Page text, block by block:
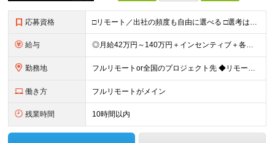
応募資格 □リモート／出社の頻度も自由に選べる □選考は役員とWeb面談1回のみ □学歴不問／第二新卒歓迎／ブランクOK 【応募条件】 ◎ITエンジニアの実務経験1年以上をお持ちの方 └言語・業界・ジャンル不
給与 ◎月給42万円～140万円＋インセンティブ＋各種手当 ・エンジニア平均年収640万円 ・入社したエンジニア全員年収UP！平均180万円UP！ ・還元率80~95%！平均還元率86.9% ・単価連動型⇒
勤務地 フルリモートor全国のプロジェクト先 ◆リモート実施率93%（リモート／出社の頻度も自分で選べる） ◆UIターン歓迎！転勤なし ※(変更の範囲)上記を除く当社関連勤務地 ＼独立した評価機関による評価
働き方 フルリモートがメイン
残業時間 10時間以内